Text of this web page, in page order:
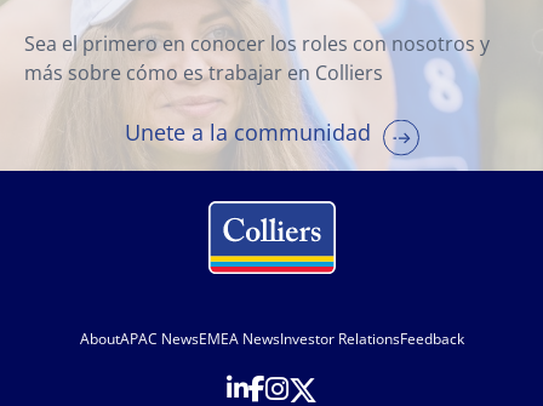
Sea el primero en conocer los roles con nosotros y
más sobre cómo es trabajar en Colliers
Unete a la communidad
AboutAPAC NewsEMEA NewsInvestor RelationsFeedback